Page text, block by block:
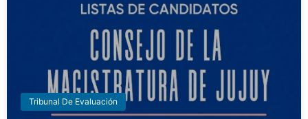
Tribunal De Evaluación